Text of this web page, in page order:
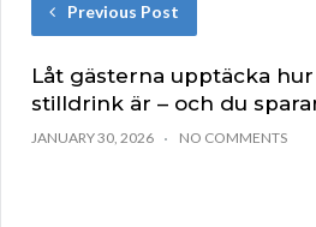
Previous Post
Låt gästerna upptäcka
stilldrink är – och du
JANUARY 30, 2026 NO COMMENTS